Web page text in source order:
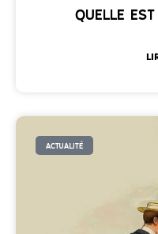
quelle
ACTUALITÉ